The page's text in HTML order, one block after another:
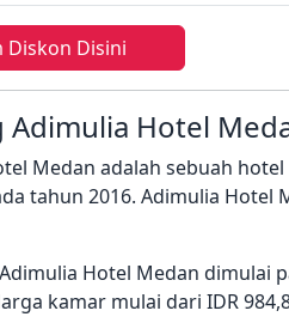
Diskon Disini
Adimulia Hotel
Medan adalah sebuah
tahun 2016. Adimulia Hotel
Hotel Medan dimulai
kamar mulai dari IDR